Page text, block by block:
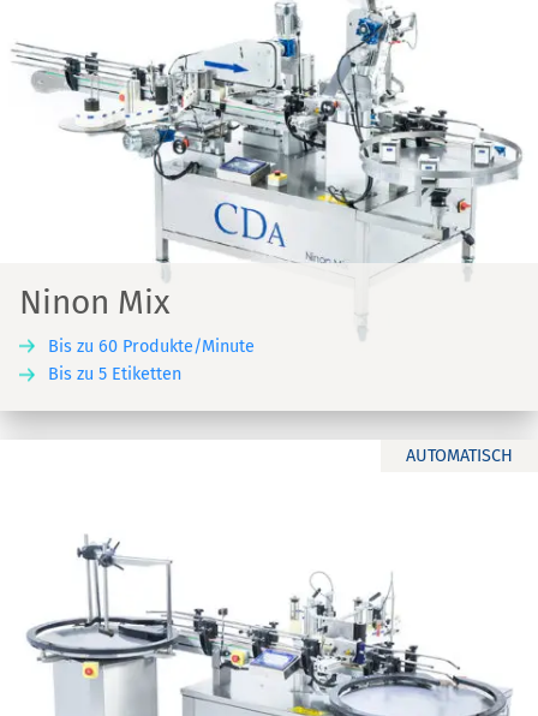
Ninon Mix
Bis zu 60 Produkte/Minute
Bis zu 5 Etiketten
AUTOMATISCH